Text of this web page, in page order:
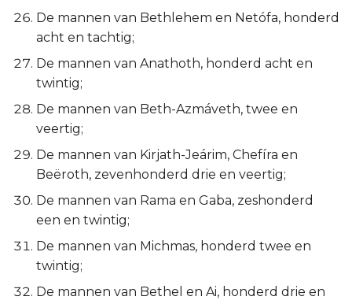
De mannen van Bethlehem en Netófa, honderd
acht en tachtig;
De mannen van Anathoth, honderd acht en
twintig;
De mannen van Beth-Azmáveth, twee en
veertig;
De mannen van Kirjath-Jeárim, Chefíra en
Beëroth, zevenhonderd drie en veertig;
De mannen van Rama en Gaba, zeshonderd
een en twintig;
De mannen van Michmas, honderd twee en
twintig;
De mannen van Bethel en Ai, honderd drie en